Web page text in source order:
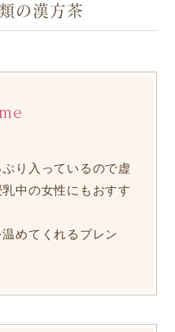
の漢方茶
り入っているので虚
中の女性にもおすす
めてくれるブレン